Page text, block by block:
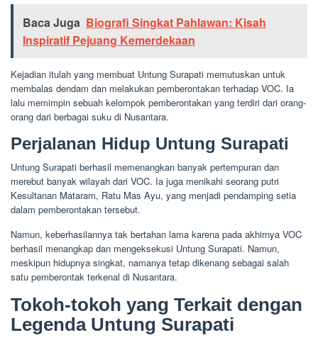
Baca Juga Biografi Singkat Pahlawan: Kisah
Inspiratif Pejuang Kemerdekaan
Kejadian itulah yang membuat Untung Surapati memutuskan untuk
membalas dendam dan melakukan pemberontakan terhadap VOC. Ia
lalu memimpin sebuah kelompok pemberontakan yang terdiri dari orang-
orang dari berbagai suku di Nusantara.
Perjalanan Hidup Untung Surapati
Untung Surapati berhasil memenangkan banyak pertempuran dan
merebut banyak wilayah dari VOC. Ia juga menikahi seorang putri
Kesultanan Mataram, Ratu Mas Ayu, yang menjadi pendamping setia
dalam pemberontakan tersebut.
Namun, keberhasilannya tak bertahan lama karena pada akhirnya VOC
berhasil menangkap dan mengeksekusi Untung Surapati. Namun,
meskipun hidupnya singkat, namanya tetap dikenang sebagai salah
satu pemberontak terkenal di Nusantara.
Tokoh-tokoh yang Terkait dengan
Legenda Untung Surapati